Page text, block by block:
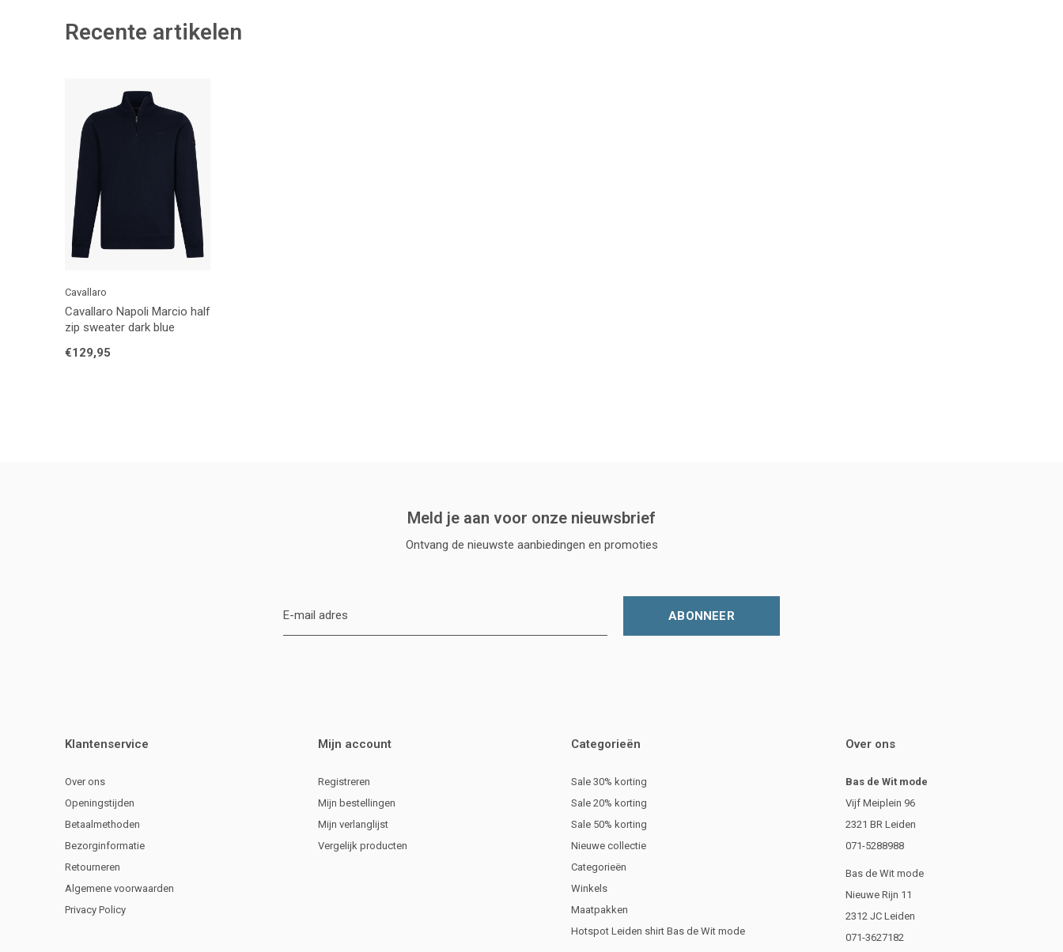
Recente artikelen
Cavallaro
Cavallaro Napoli Marcio half
zip sweater dark blue
€129,95
Meld je aan voor onze nieuwsbrief
Ontvang de nieuwste aanbiedingen en promoties
ABONNEER
Klantenservice
Over ons
Openingstijden
Betaalmethoden
Bezorginformatie
Retourneren
Algemene voorwaarden
Privacy Policy
Mijn account
Registreren
Mijn bestellingen
Mijn verlanglijst
Vergelijk producten
Categorieën
Sale 30% korting
Sale 20% korting
Sale 50% korting
Nieuwe collectie
Categorieën
Winkels
Maatpakken
Hotspot Leiden shirt Bas de Wit mode
Over ons
Bas de Wit mode
Vijf Meiplein 96
2321 BR Leiden
071-5288988
Bas de Wit mode
Nieuwe Rijn 11
2312 JC Leiden
071-3627182